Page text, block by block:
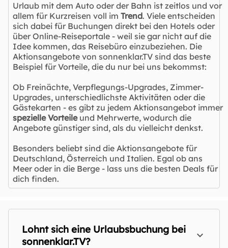
Urlaub mit dem Auto oder der Bahn ist zeitlos und vor
allem für Kurzreisen voll im Trend. Viele entscheiden
sich dabei für Buchungen direkt bei den Hotels oder
über Online-Reiseportale - weil sie gar nicht auf die
Idee kommen, das Reisebüro einzubeziehen. Die
Aktionsangebote von sonnenklar.TV sind das beste
Beispiel für Vorteile, die du nur bei uns bekommst:
Ob Freinächte, Verpflegungs-Upgrades, Zimmer-
Upgrades, unterschiedlichste Aktivitäten oder die
Gästekarten - es gibt zu jedem Aktionsangebot immer
spezielle Vorteileund Mehrwerte, wodurch die
Angebote günstiger sind, als du vielleicht denkst.
Besonders beliebt sind die Aktionsangebote für
Deutschland, Österreich und Italien. Egal ob ans
Meer oder in die Berge - lass uns die besten Deals für
dich finden.
Lohnt sich eine Urlaubsbuchung bei
sonnenklar.TV?